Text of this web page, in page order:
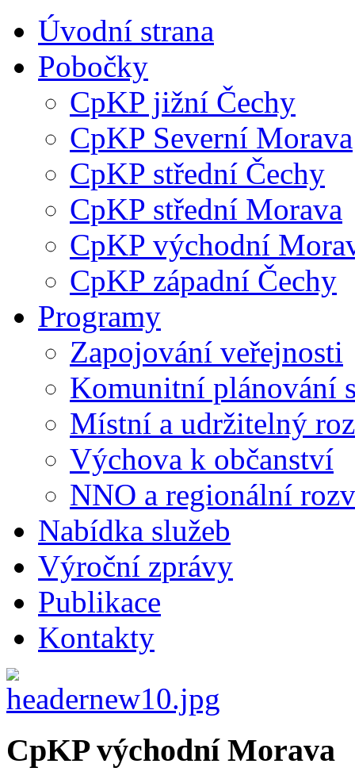
Úvodní strana
Pobočky
CpKP jižní Čechy
CpKP Severní Morava
CpKP střední Čechy
CpKP střední Morava
CpKP východní
CpKP západní Čechy
Programy
Zapojování veřejnosti
Komunitní plánování
Místní a udržitelný
Výchova k občanství
NNO a regionální
Nabídka služeb
Výroční zprávy
Publikace
Kontakty
CpKP východní Morava